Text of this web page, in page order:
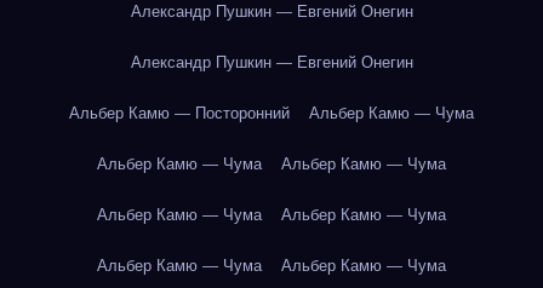
Александр Пушкин — Евгений Онегин
Александр Пушкин — Евгений Онегин
Альбер Камю — Посторонний Альбер Камю — Чума
Альбер Камю — Чума Альбер Камю — Чума
Альбер Камю — Чума Альбер Камю — Чума
Альбер Камю — Чума Альбер Камю — Чума